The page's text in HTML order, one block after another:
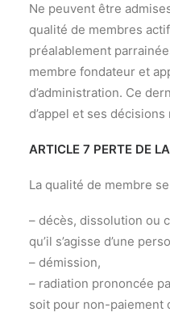
Ne peuvent être
qualité de membres
préalablement
membre fondateur et
d’administration. Ce
d’appel et ses
ARTICLE 7 PERTE DE
La qualité de membre
– décès, dissolution ou
qu’il s’agisse d’une
– démission,
– radiation prononcée
soit pour non-paiement